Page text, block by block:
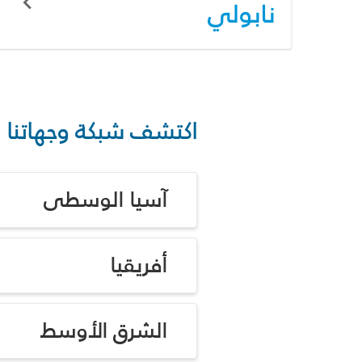
نابولي
اكتشف شبكة وجهاتنا
آسيا الوسطى
أفريقيا
الشرق الأوسط